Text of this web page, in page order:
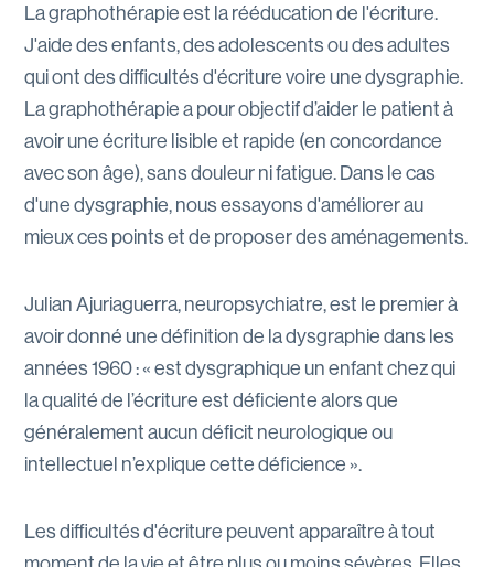
La graphothérapie est la rééducation de l'écriture.
J'aide des enfants, des adolescents ou des adultes
qui ont des difficultés d'écriture voire une dysgraphie.
La graphothérapie a pour objectif d’aider le patient à
avoir une écriture lisible et rapide (en concordance
avec son âge), sans douleur ni fatigue. Dans le cas
d'une dysgraphie, nous essayons d'améliorer au
mieux ces points et de proposer des aménagements.
Julian Ajuriaguerra, neuropsychiatre, est le premier à
avoir donné une définition de la dysgraphie dans les
années 1960 : « est dysgraphique un enfant chez qui
la qualité de l’écriture est déficiente alors que
généralement aucun déficit neurologique ou
intellectuel n’explique cette déficience ».
Les difficultés d'écriture peuvent apparaître à tout